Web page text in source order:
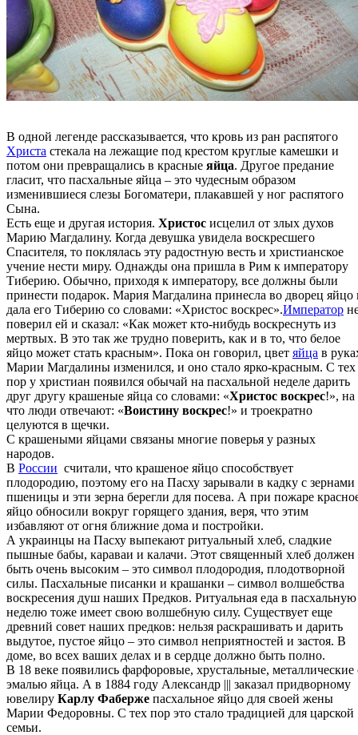
В одной легенде рассказывается, что кровь из ран распятого
Христа стекала на лежащие под крестом круглые камешки и
потом они превращались в красные яйца. Другое предание
гласит, что пасхальные яйца – это чудесным образом
изменившиеся слезы Богоматери, плакавшей у ног распятого
Сына.
Есть еще и другая история. Христос исцелил от злых духов
Марию Магдалину. Когда девушка увидела воскресшего
Спасителя, то поклялась эту радостную весть и христианское
учение нести миру. Однажды она пришла в Рим к императору
Тиберию. Обычно, приходя к императору, все должны были
принести подарок. Мария Магдалина принесла во дворец яйцо
дала его Тиберию со словами: «Христос воскрес».Император
поверил ей и сказал: «Как может кто-нибудь воскреснуть из
мертвых. В это так же трудно поверить, как и в то, что белое
яйцо может стать красным». Пока он говорил, цвет яйца в
Марии Магдалины изменился, и оно стало ярко-красным. С тех
пор у христиан появился обычай на пасхальной неделе дарить
друг другу крашеные яйца со словами: «Христос воскрес!», на
что люди отвечают: «Воистину воскрес!» и троекратно
целуются в щечки.
С крашеными яйцами связаны многие поверья у разных
народов.
В России считали, что крашеное яйцо способствует
плодородию, поэтому его на Пасху зарывали в кадку с зернами
пшеницы и эти зерна берегли для посева. А при пожаре
яйцо обносили вокруг горящего здания, веря, что этим
избавляют от огня ближние дома и постройки.
А украинцы на Пасху выпекают ритуальный хлеб, сладкие
пышные бабы, караваи и калачи. Этот священный хлеб должен
быть очень высоким – это символ плодородия, плодотворной
силы. Пасхальные писанки и крашанки – символ волшебства
воскресения душ наших Предков. Ритуальная еда в пасхальную
неделю тоже имеет свою волшебную силу. Существует еще
древний совет наших предков: нельзя раскрашивать и дарить
выдутое, пустое яйцо – это символ неприятностей и застоя. В
доме, во всех ваших делах и в сердце должно быть полно.
В 18 веке появились фарфоровые, хрустальные, металлические
эмалью яйца. А в 1884 году Александр ||| заказал придворному
ювелиру Карлу Фаберже пасхальное яйцо для своей жены
Марии Федоровны. С тех пор это стало традицией для царской
семьи.